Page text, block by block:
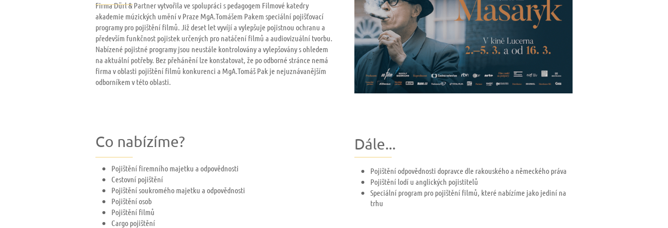
Firma Dürl & Partner vytvořila ve spolupráci s pedagogem Filmové katedry
akademie múzických umění v Praze MgA.Tomášem Pakem speciální pojišťovací
programy pro pojištění filmů. Již deset let vyvíjí a vylepšuje pojistnou ochranu a
především funkčnost pojistek určených pro natáčení filmů a audiovizuální tvorbu.
Nabízené pojistné programy jsou neustále kontrolovány a vylepšovány s ohledem
na aktuální potřeby. Bez přehánění lze konstatovat, že po odborné stránce nemá
firma v oblasti pojištění filmů konkurenci a MgA.Tomáš Pak je nejuznávanějším
odborníkem v této oblasti.
Co nabízíme?
Pojištění firemního majetku a odpovědnosti
Cestovní pojištění
Pojištění soukromého majetku a odpovědnosti
Pojištění osob
Pojištění filmů
Cargo pojištění
Dále...
Pojištění odpovědnosti dopravce dle rakouského a německého práva
Pojištění lodí u anglických pojistitelů
Speciální program pro pojištění filmů, které nabízíme jako jediní na
trhu